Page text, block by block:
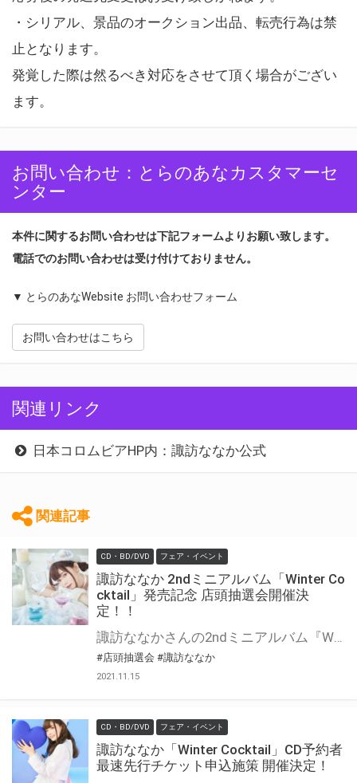
・シリアル、景品のオークション出品、転売行為は禁
止となります。
発覚した際は然るべき対応をさせて頂く場合がござい
ます。
お問い合わせ：とらのあなカスタマーセ
ンター
本件に関するお問い合わせは下記フォームよりお願い致します。
電話でのお問い合わせは受け付けておりません。
▼ とらのあなWebsite お問い合わせフォーム
お問い合わせはこちら
関連リンク
日本コロムビアHP内：諏訪ななか公式
関連記事
CD・BD/DVD フェア・イベント
諏訪ななか 2ndミニアルバム「Winter Co
cktail」発売記念 店頭抽選会開催決
定！！
諏訪ななかさんの2ndミニアルバム『Winter Cocktail』の発売を記念して、店頭抽選会の開催が決定しました！ この機会でないと手に入らない、超レアな豪華景品が当たる抽選会になります！ 是非、ご参加ください！
#店頭抽選会 #諏訪ななか
2021.11.15
CD・BD/DVD フェア・イベント
諏訪ななか「Winter Cocktail」CD予約者
最速先行チケット申込施策 開催決定！